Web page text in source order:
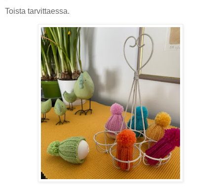
Toista tarvittaessa.